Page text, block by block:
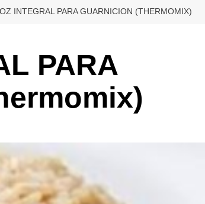
INTEGRAL PARA GUARNICION (THERMOMIX)
PARA